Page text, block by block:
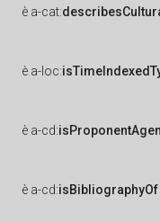
è a-cat:
è a-loc:
è a-cd:
è a-cd:isBibliographyOf